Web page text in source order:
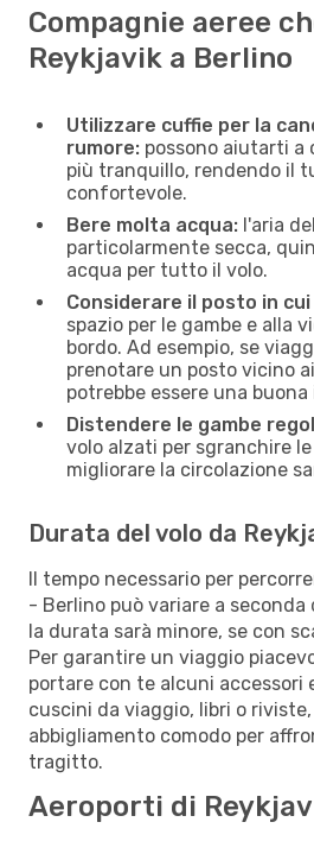
Compagnie aeree
Reykjavik a Berlino
Utilizzare cuffie per la
rumore: possono aiutarti a
più tranquillo, rendendo il
confortevole.
Bere molta acqua: l'aria
particolarmente secca,
acqua per tutto il volo.
Considerare il posto in
spazio per le gambe e alla
bordo. Ad esempio, se
prenotare un posto vicino
potrebbe essere una buona
Distendere le gambe
volo alzati per sgranchire
migliorare la circolazione
Durata del volo da
Il tempo necessario per
- Berlino può variare a
la durata sarà minore, se con
Per garantire un viaggio
portare con te alcuni accessori
cuscini da viaggio, libri o
abbigliamento comodo per
tragitto.
Aeroporti di